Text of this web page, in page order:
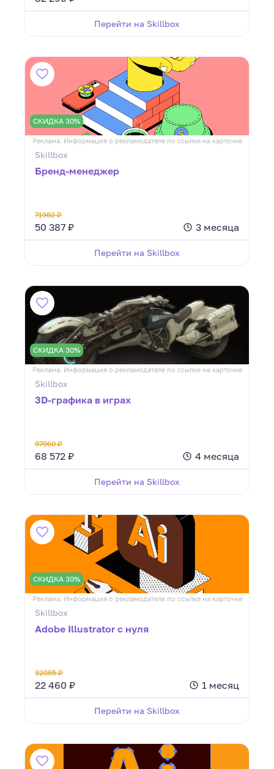
Перейти на Skillbox
СКИДКА 30%
Реклама. Информация о рекламодателе по ссылке на карточке
Skillbox
Бренд-менеджер
71982 ₽
50 387 ₽ 3 месяца
Перейти на Skillbox
СКИДКА 30%
Реклама. Информация о рекламодателе по ссылке на карточке
Skillbox
3D-графика в играх
97960 ₽
68 572 ₽ 4 месяца
Перейти на Skillbox
СКИДКА 30%
Реклама. Информация о рекламодателе по ссылке на карточке
Skillbox
Adobe Illustrator с нуля
32085 ₽
22 460 ₽ 1 месяц
Перейти на Skillbox